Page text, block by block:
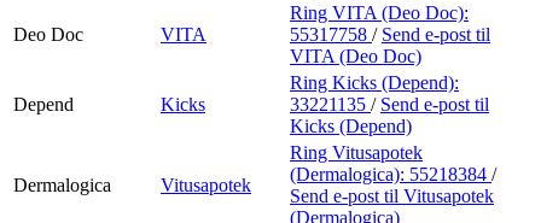
Deo Doc VITA
Ring VITA (Deo Doc):
55317758 / Send e-post til
VITA (Deo Doc)
Depend Kicks
Ring Kicks (Depend):
33221135 / Send e-post til
Kicks (Depend)
Dermalogica Vitusapotek
Ring Vitusapotek
(Dermalogica): 55218384 /
Send e-post til Vitusapotek
(Dermalogica)